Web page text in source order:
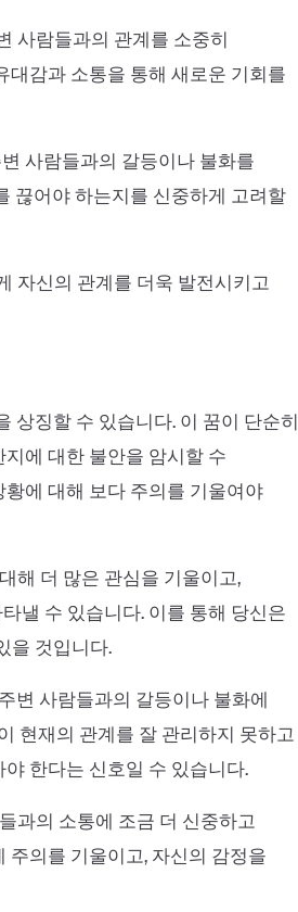
사람들과의 관계를 소중히
대감과 소통을 통해 새로운 기회를
사람들과의 갈등이나 불화를
끊어야 하는지를 신중하게 고려할
자신의 관계를 더욱 발전시키고
상징할 수 있습니다. 이 꿈이 단순히
에 대한 불안을 암시할 수
에 대해 보다 주의를 기울여야
해 더 많은 관심을 기울이고,
낼 수 있습니다. 이를 통해 당신은
을 것입니다.
변 사람들과의 갈등이나 불화에
현재의 관계를 잘 관리하지 못하고
한다는 신호일 수 있습니다.
과의 소통에 조금 더 신중하고
주의를 기울이고, 자신의 감정을